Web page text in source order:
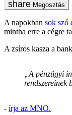
Megosztás
A napokban sok szó
mintha erre a cégre
A zsíros kasza a
„A pénzügyi
rendszereinek
- írja az MNO.